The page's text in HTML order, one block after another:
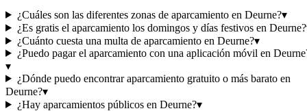
¿Cuáles son las diferentes zonas de aparcamiento en Deurne?▾
¿Es gratis el aparcamiento los domingos y días festivos en Deurne?
¿Cuánto cuesta una multa de aparcamiento en Deurne?▾
¿Puedo pagar el aparcamiento con una aplicación móvil en
▾
¿Dónde puedo encontrar aparcamiento gratuito o más barato en
Deurne?▾
¿Hay aparcamientos públicos en Deurne?▾